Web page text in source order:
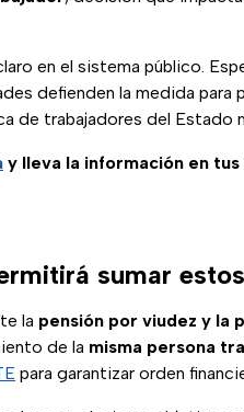
en el sistema público.
defienden la medida para
de trabajadores del Estado
y lleva la información en tus
sumar
la pensión por viudez y la
de la misma persona
para garantizar orden